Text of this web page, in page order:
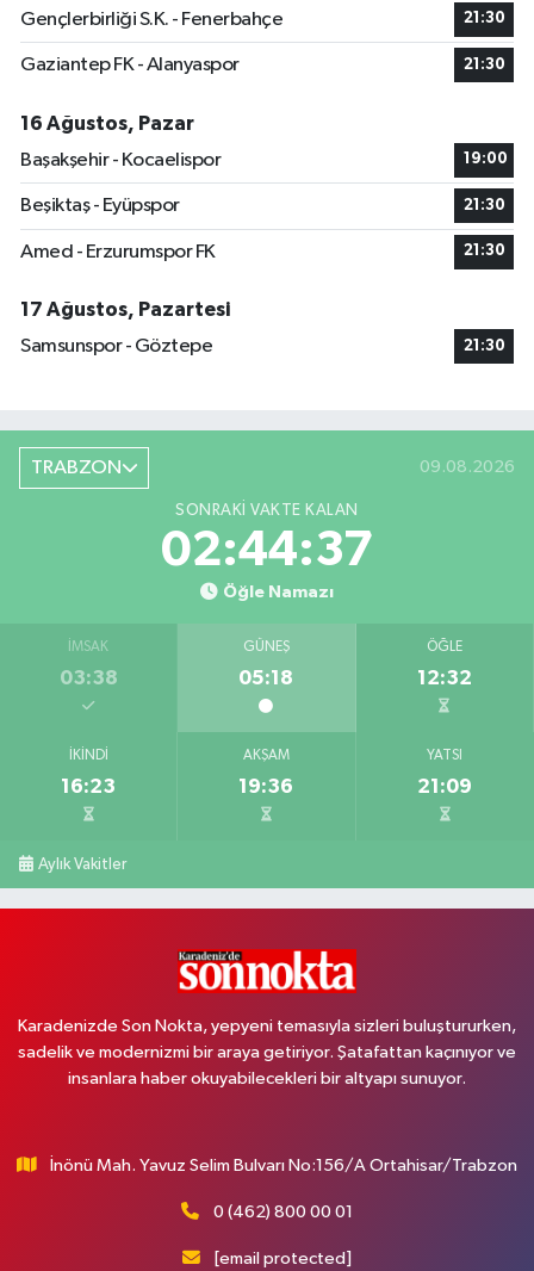
Gençlerbirliği S.K. - Fenerbahçe 21:30
Gaziantep FK - Alanyaspor 21:30
16 Ağustos, Pazar
Başakşehir - Kocaelispor
19:00
Beşiktaş - Eyüpspor 21:30
Amed - Erzurumspor FK 21:30
17 Ağustos, Pazartesi
Samsunspor - Göztepe
21:30
TRABZON 09.08.2026
SONRAKI VAKTE KALAN
02:44:36
Öğle Namazı
İMSAK
03:38
GÜNEŞ
05:18
ÖĞLE
12:32
İKINDI
16:23
AKŞAM
19:36
YATSI
21:09
Aylık Vakitler
Karadenizde Son Nokta, yepyeni temasıyla sizleri buluştururken,
sadelik ve modernizmi bir araya getiriyor. Şatafattan kaçınıyor ve
insanlara haber okuyabilecekleri bir altyapı sunuyor.
İnönü Mah. Yavuz Selim Bulvarı No:156/A Ortahisar/Trabzon
0 (462) 800 00 01
[email protected]